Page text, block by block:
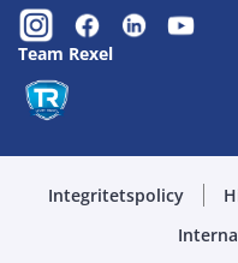
Team Rexel
Integritetspolicy